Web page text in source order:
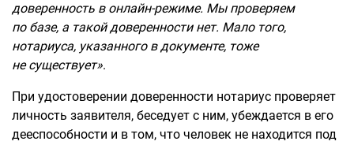
доверенность в онлайн-режиме. Мы проверяем
по базе, а такой доверенности нет. Мало того,
нотариуса, указанного в документе, тоже
не существует».
При удостоверении доверенности нотариус проверяет
личность заявителя, беседует с ним, убеждается в его
дееспособности и в том, что человек не находится под